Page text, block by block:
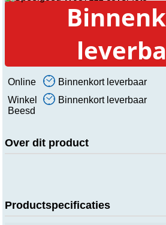
Online
Binnenkort leverbaar
Winkel
Beesd
Binnenkort leverbaar
Over dit product
Productspecificaties